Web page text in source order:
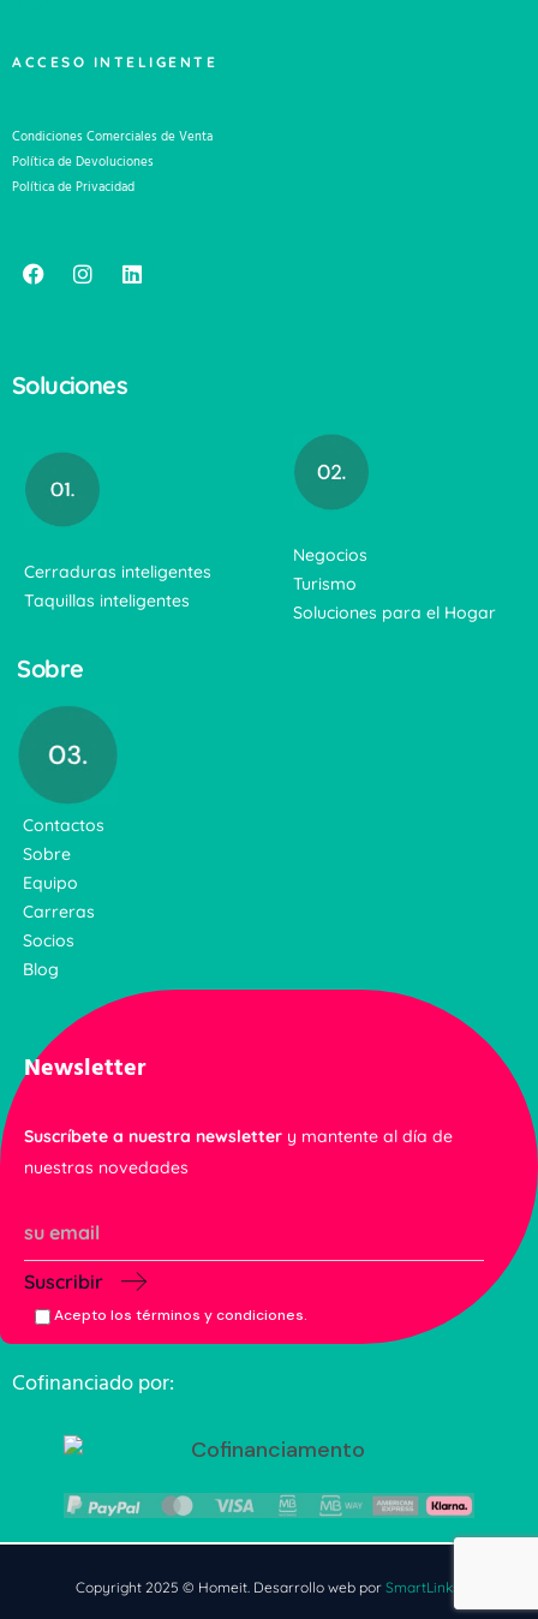
ACCESO INTELIGENTE
Condiciones Comerciales de Venta
Política de Devoluciones
Política de Privacidad
Soluciones
Cerraduras inteligentes
Taquillas inteligentes
Negocios
Turismo
Soluciones para el Hogar
Sobre
Contactos
Sobre
Equipo
Carreras
Socios
Blog
Newsletter
Suscríbete a nuestra newsletter y mantente al día de
nuestras novedades
Suscribir
Acepto los términos y condiciones.
Cofinanciado por:
Copyright 2025 © Homeit. Desarrollo web por SmartLinks